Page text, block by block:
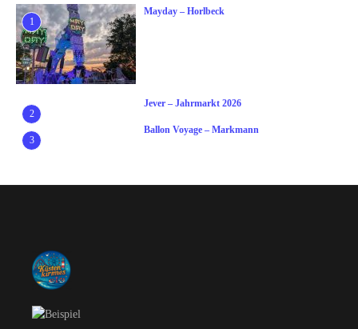
1
Mayday – Horlbeck
2
Jever – Jahrmarkt 2026
3
Ballon Voyage – Markmann